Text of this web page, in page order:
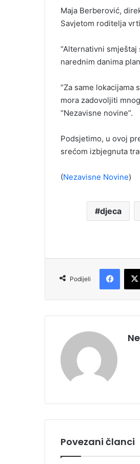
Maja Berberović,
Savjetom roditelja
“Alternativni
narednim danima
“Za same
mora zadovoljiti
“Nezavisne novine”.
Podsjetimo, u ovoj
srećom izbjegnuta
(Nezavisne Novine)
djeca
Podijeli
Povezani članci